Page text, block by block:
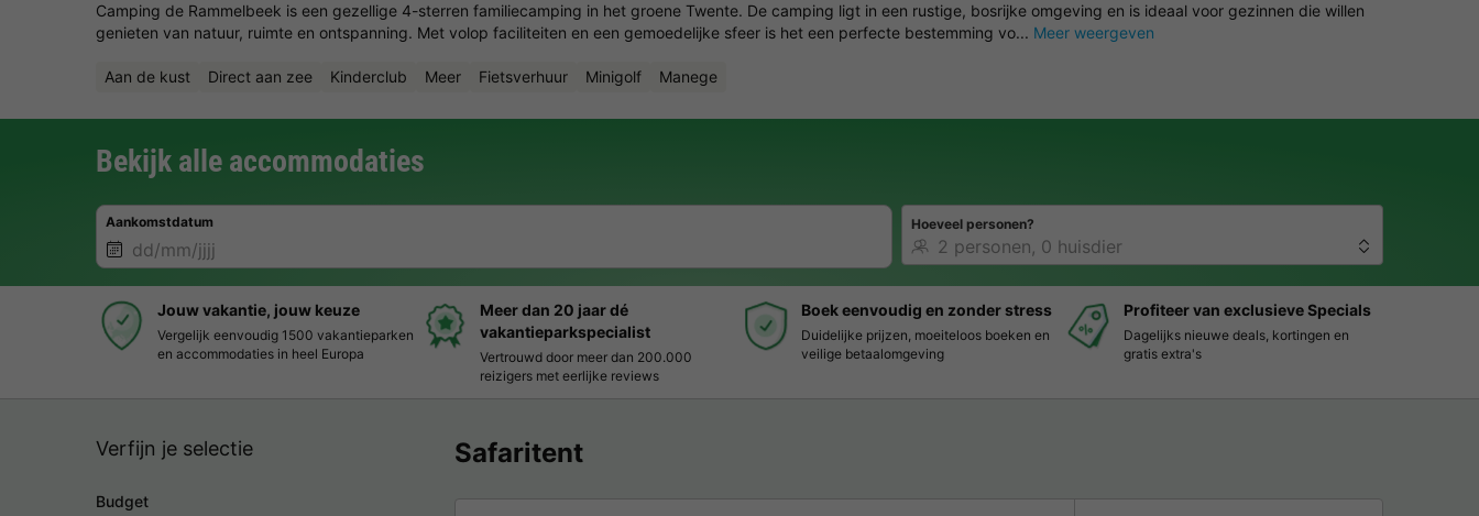
foto's
Camping de Rammelbeek is een gezellige 4-sterren familiecamping in het groene Twente. De camping ligt in een rustige, bosrijke omgeving en is ideaal voor gezinnen die willen
genieten van natuur, ruimte en ontspanning. Met volop faciliteiten en een gemoedelijke sfeer is het een perfecte bestemming vo... Meer weergeven
Aan de kust Direct aan zee Kinderclub Meer Fietsverhuur Minigolf Manege
Bekijk alle accommodaties
Aankomstdatum Hoeveel personen?
Jouw vakantie, jouw keuze
Vergelijk eenvoudig 1500 vakantieparken
en accommodaties in heel Europa
Meer dan 20 jaar dé
vakantieparkspecialist
Vertrouwd door meer dan 200.000
reizigers met eerlijke reviews
Boek eenvoudig en zonder stress
Duidelijke prijzen, moeiteloos boeken en
veilige betaalomgeving
Profiteer van exclusieve Specials
Dagelijks nieuwe deals, kortingen en
gratis extra's
Verfijn je selectie
Budget
Safaritent